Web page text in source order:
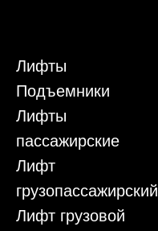
Лифты
Подъемники
Лифты
пассажирские
Лифт
грузопассажирский
Лифт грузовой